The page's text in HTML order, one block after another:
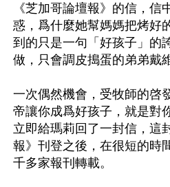
《芝加哥論壇報》的信，信
惑，爲什麼她幫媽媽把烤好
到的只是一句「好孩子」的
做，只會調皮搗蛋的弟弟戴
一次偶然機會，受牧師的啓
帝讓你成爲好孩子，就是對
立即給瑪莉回了一封信，這
報》刊登之後，在很短的時
千多家報刊轉載。